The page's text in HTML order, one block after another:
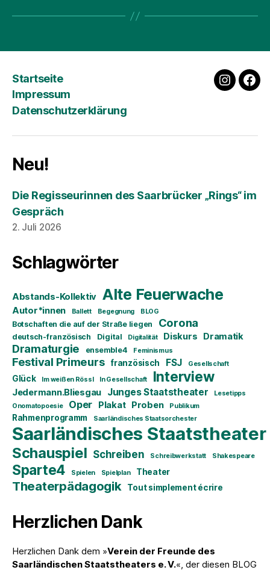
Startseite
Impressum
Datenschutzerklärung
Neu!
Die Regisseurinnen des Saarbrücker „Rings“ im
Gespräch
2. Juli 2026
Schlagwörter
Abstands-Kollektiv Alte Feuerwache
Autor*innen Ballett Begegnung BLOG
Botschaften die auf der Straße liegen Corona
deutsch-französisch Digital Digitalität Diskurs Dramatik
Dramaturgie ensemble4 Feminismus
Festival Primeurs französisch FSJ Gesellschaft
Glück Im weißen Rössl In Gesellschaft Interview
Jedermann.Bliesgau Junges Staatstheater
Lesetipps
Onomatopoesie
Oper Plakat Proben Publikum
Rahmenprogramm Saarländisches Staatsorchester
Saarländisches Staatstheater
Schauspiel Schreiben Schreibwerkstatt Shakespeare
Sparte4 Spielen Spielplan Theater
Theaterpädagogik Tout simplement écrire
Herzlichen Dank
Herzlichen Dank dem »Verein der Freunde des
Saarländischen Staatstheaters e. V.«, der diesen BLOG